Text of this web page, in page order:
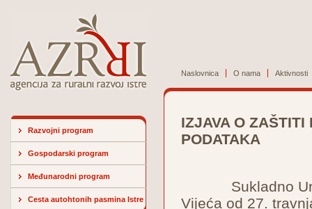
Naslovnica O nama Aktivnosti
Razvojni program
Gospodarski program
Međunarodni program
Cesta autohtonih pasmina Istre
IZJAVA O ZAŠTITI
PODATAKA
Sukladno
Vijeća od 27.